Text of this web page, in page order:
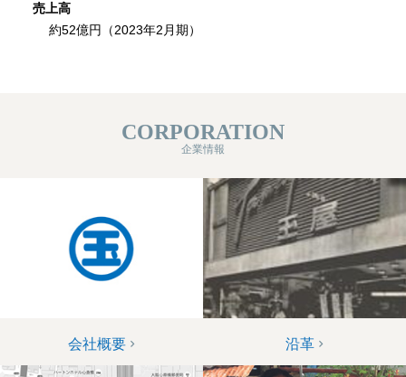
売上高
約52億円（2023年2月期）
CORPORATION
企業情報
会社概要 沿革